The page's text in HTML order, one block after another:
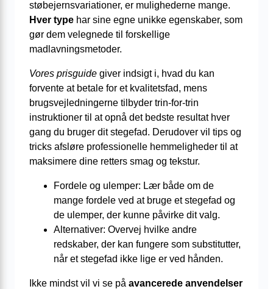
støbejernsvariationer, er mulighederne mange.
Hver type har sine egne unikke egenskaber, som
gør dem velegnede til forskellige
madlavningsmetoder.
Vores prisguide giver indsigt i, hvad du kan
forvente at betale for et kvalitetsfad, mens
brugsvejledningerne tilbyder trin-for-trin
instruktioner til at opnå det bedste resultat hver
gang du bruger dit stegefad. Derudover vil tips og
tricks afsløre professionelle hemmeligheder til at
maksimere dine retters smag og tekstur.
Fordele og ulemper: Lær både om de
mange fordele ved at bruge et stegefad og
de ulemper, der kunne påvirke dit valg.
Alternativer: Overvej hvilke andre
redskaber, der kan fungere som substitutter,
når et stegefad ikke lige er ved hånden.
Ikke mindst vil vi se på avancerede anvendelser